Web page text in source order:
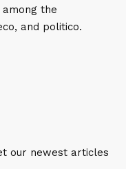
the
and politico.
our newest articles